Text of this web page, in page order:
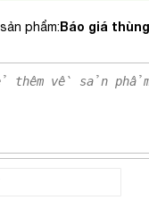
phẩm:Báo giá